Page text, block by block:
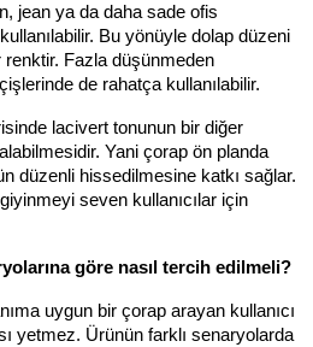
jean ya da daha sade ofis
Bu yönüyle dolap düzeni
renktir. Fazla düşünmeden
de rahatça kullanılabilir.
lacivert tonunun bir diğer
Yani çorap ön planda
düzenli hissedilmesine katkı sağlar.
seven kullanıcılar için
göre nasıl tercih edilmeli?
uygun bir çorap arayan kullanıcı
yetmez. Ürünün farklı senaryolarda